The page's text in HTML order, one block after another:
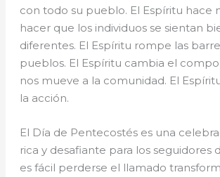
con todo su pueblo. El Espíritu hace
hacer que los individuos se sientan
diferentes. El Espíritu rompe las
pueblos. El Espíritu cambia el
nos mueve a la comunidad. El
la acción.
El Día de Pentecostés es una
rica y desafiante para los seguidores
es fácil perderse el llamado